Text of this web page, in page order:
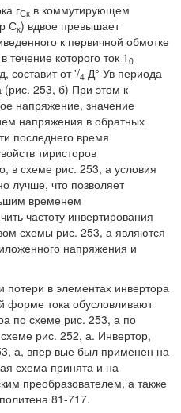
гСк в коммутирующем
Ск) вдвое превышает
к первичной обмотке
течение которого ток 1 0
составит от '/4 Д° Ув периода
253, б) При этом к
напряжение, значение
напряжения в обратных
последнего время
тиристоров
в схеме рис. 253, а условия
лучше, что позволяет
временем
частоту инвертирования
схемы рис. 253, а являются
напряжения и
потери в элементах инвертора
форме тока обусловливают
по схеме рис. 253, а по
рис. 252, а. Инвертор,
а, впер вые был применен на
схема принята и на
преобразователем, а также
81-717.